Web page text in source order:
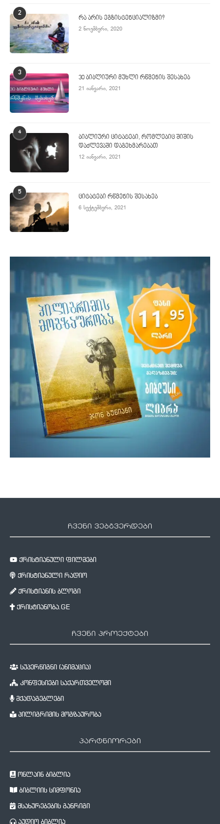
2
რა არის ეგზისტენციალიზმი?
2 ნოემბერი, 2020
3
30 ბიბლიური მუხლი რწმენის შესახებ
21 იანვარი, 2021
4
ბიბლიური ციტატები, რომლებიც შიშის
დაძლევაში დაგეხმარებათ
12 იანვარი, 2021
5
ციტატები რწმენის შესახებ
6 სექტემბერი, 2021
ჩვენი ვებგვერდები
ქრისტიანული ფილმები
ქრისტიანული რადიო
ქრისტიანის ბლოგი
ქრისტიანობა.GE
ჩვენი პროექტები
სუპერწიგნი (ანიმაცია)
კონფესიები საქართველოში
მქადაგებლები
პილიგრიმის მოგზაურობა
პარტნიორები
ონლაინ ბიბლია
ბიბლიის სიმფონია
მსახურებების განრიგი
აუდიო ბიბლია